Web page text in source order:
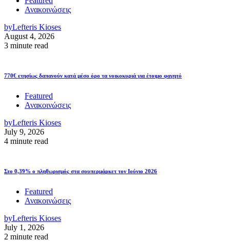
Ανακοινώσεις
byLefteris Kioses
August 4, 2026
3 minute read
770€ ετησίως δαπανούν κατά μέσο όρο τα νοικοκυριά για έτοιμο φαγητό
Featured
Ανακοινώσεις
byLefteris Kioses
July 9, 2026
4 minute read
Στο 0,39% ο πληθωρισμός στα σουπερμάρκετ τον Ιούνιο 2026
Featured
Ανακοινώσεις
byLefteris Kioses
July 1, 2026
2 minute read